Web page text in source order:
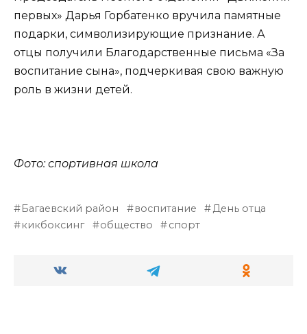
первых» Дарья Горбатенко вручила памятные
подарки, символизирующие признание. А
отцы получили Благодарственные письма «За
воспитание сына», подчеркивая свою важную
роль в жизни детей.
Фото: спортивная школа
Багаевский район воспитание
День отца
кикбоксинг
общество спорт